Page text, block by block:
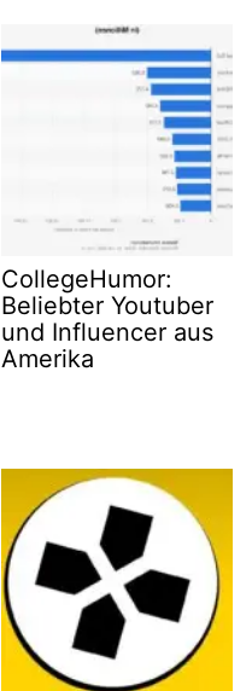
CollegeHumor:
Beliebter Youtuber
und Influencer aus
Amerika